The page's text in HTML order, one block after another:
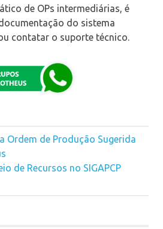
de OPs intermediárias, é
do sistema
contatar o suporte técnico.
Ordem de Produção Sugerida
de Recursos no SIGAPCP